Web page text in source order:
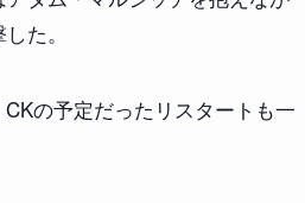
た。
の予定だったリスタートも一